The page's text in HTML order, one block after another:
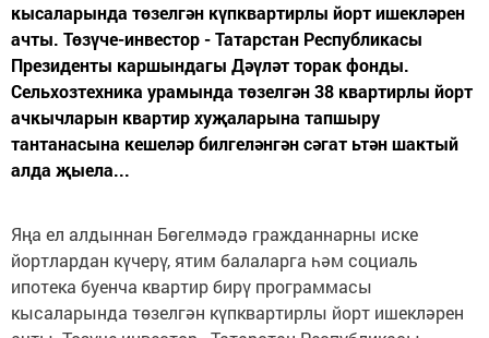
кысаларында төзелгән күпквартирлы йорт ишекләрен
ачты. Төзүче-инвестор - Татарстан Республикасы
Президенты каршындагы Дәүләт торак фонды.
Сельхозтехника урамында төзелгән 38 квартирлы йорт
ачкычларын квартир хуҗаларына тапшыру
тантанасына кешеләр билгеләнгән сәгат ьтән шактый
алда җыела...
Яңа ел алдыннан Бөгелмәдә гражданнарны иске
йортлардан күчерү, ятим балаларга һәм социаль
ипотека буенча квартир бирү программасы
кысаларында төзелгән күпквартирлы йорт ишекләрен